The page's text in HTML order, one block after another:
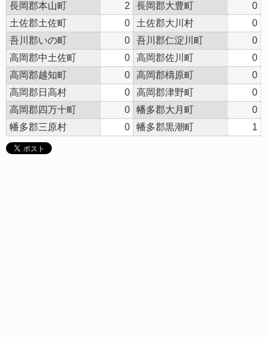
長岡郡本山町
2 長岡郡大豊町
0
土佐郡土佐町
0 土佐郡大川村
0
吾川郡いの町
0 吾川郡仁淀川町
0
高岡郡中土佐町
0 高岡郡佐川町
0
高岡郡越知町
0 高岡郡檮原町
0
高岡郡日高村
0 高岡郡津野町
0
高岡郡四万十町
0 幡多郡大月町
0
幡多郡三原村
0 幡多郡黒潮町 1